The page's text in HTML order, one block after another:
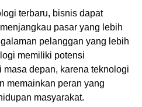
terbaru, bisnis dapat
pasar yang lebih
pelanggan yang lebih
memiliki potensi
depan, karena teknologi
memainkan peran yang
masyarakat.